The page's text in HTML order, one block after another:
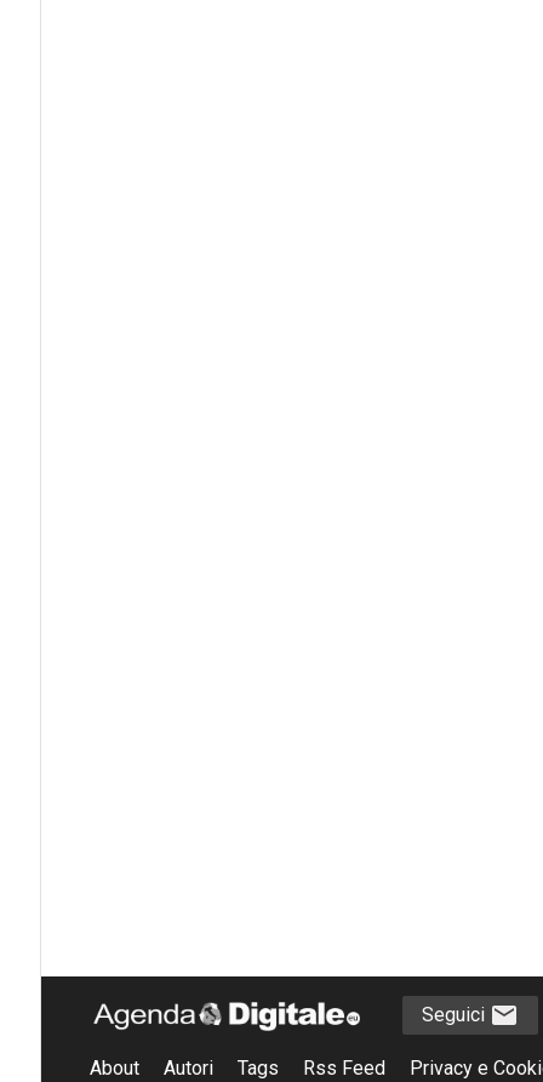
Seguici
About Autori Tags Rss Feed Privacy e